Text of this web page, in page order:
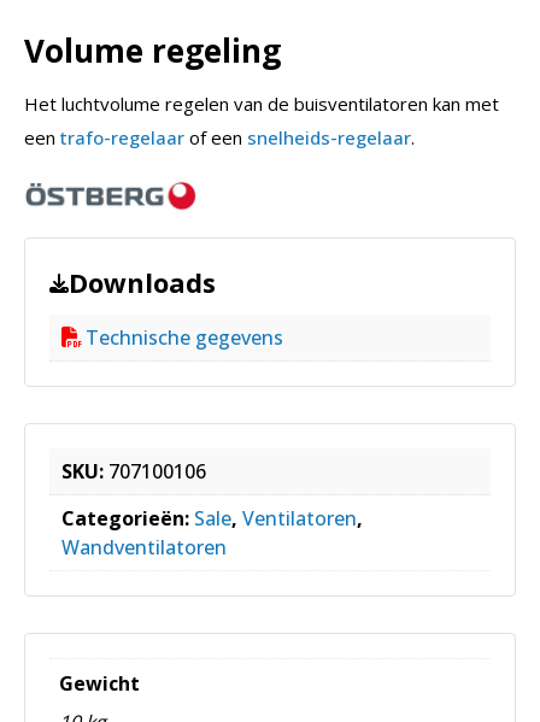
Volume regeling
Het luchtvolume regelen van de buisventilatoren kan met
een trafo-regelaar of een snelheids-regelaar.
Downloads
Technische gegevens
SKU: 707100106
Categorieën: Sale, Ventilatoren,
Wandventilatoren
Gewicht